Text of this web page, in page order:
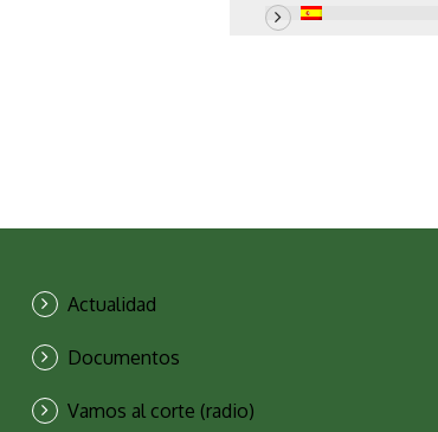
Actualidad
Documentos
Vamos al corte (radio)